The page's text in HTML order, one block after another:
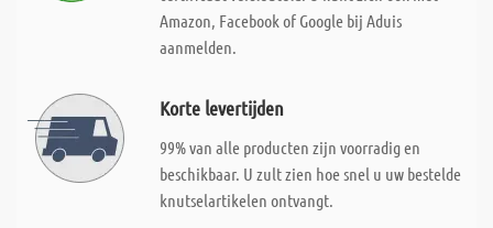
Amazon, Facebook of Google bij Aduis
aanmelden.
Korte levertijden
99% van alle producten zijn voorradig en
beschikbaar. U zult zien hoe snel u uw bestelde
knutselartikelen ontvangt.